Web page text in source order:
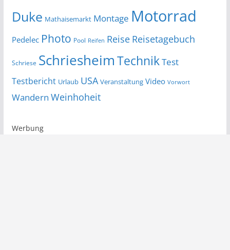
Duke Mathaisemarkt Montage Motorrad
Pedelec Photo Pool Reifen Reise Reisetagebuch
Schriese SchriesheimTechnikTest
Testbericht Urlaub USA Veranstaltung Video Vorwort
Wandern Weinhoheit
Werbung